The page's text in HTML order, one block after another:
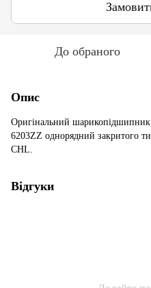
До обраного
Опис
Оригінальний
6203ZZ однорядний закритого
CHL.
Відгуки